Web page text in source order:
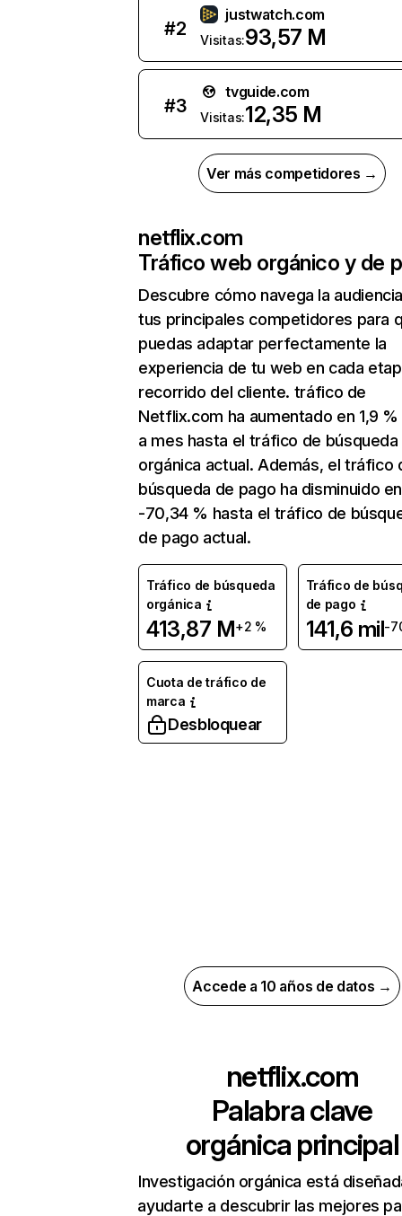
#2
justwatch.com
Visitas:93,57 M
#3
tvguide.com
Visitas:12,35 M
Ver más competidores →
netflix.com
Tráfico web orgánico y de
Descubre cómo navega la
tus principales competidores para
puedas adaptar perfectamente la
experiencia de tu web en cada
recorrido del cliente. tráfico de
Netflix.com ha aumentado en 1,9
a mes hasta el tráfico de búsqueda
orgánica actual. Además, el tráfico
búsqueda de pago ha disminuido en
-70,34 % hasta el tráfico de
de pago actual.
Tráfico de búsqueda
orgánica
413,87 M+2 %
Tráfico de
de pago
141,6 mil-
Cuota de tráfico de
marca
Desbloquear
Accede a 10 años de datos →
netflix.com
Palabra clave
orgánica principal
Investigación orgánica está
ayudarte a descubrir las mejores